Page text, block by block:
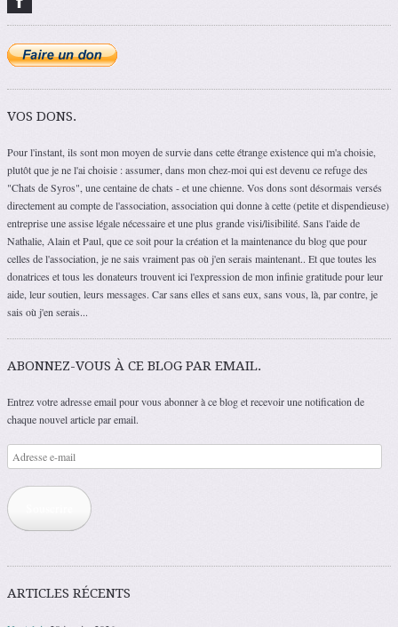
VOS DONS.
Pour l'instant, ils sont mon moyen de survie dans cette étrange existence qui m'a choisie,
plutôt que je ne l'ai choisie : assumer, dans mon chez-moi qui est devenu ce refuge des
"Chats de Syros", une centaine de chats - et une chienne. Vos dons sont désormais versés
directement au compte de l'association, association qui donne à cette (petite et dispendieuse)
entreprise une assise légale nécessaire et une plus grande visi/lisibilité. Sans l'aide de
Nathalie, Alain et Paul, que ce soit pour la création et la maintenance du blog que pour
celles de l'association, je ne sais vraiment pas où j'en serais maintenant.. Et que toutes les
donatrices et tous les donateurs trouvent ici l'expression de mon infinie gratitude pour leur
aide, leur soutien, leurs messages. Car sans elles et sans eux, sans vous, là, par contre, je
sais où j'en serais...
ABONNEZ-VOUS À CE BLOG PAR EMAIL.
Entrez votre adresse email pour vous abonner à ce blog et recevoir une notification de
chaque nouvel article par email.
Adresse
e-
mail
ARTICLES RÉCENTS